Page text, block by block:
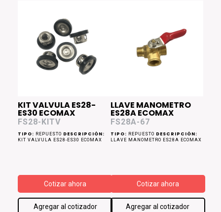
KIT VALVULA ES28-
ES30 ECOMAX
FS28-KITV
TIPO: REPUESTO DESCRIPCIÓN:
KIT VALVULA ES28-ES30 ECOMAX
Cotizar ahora
Agregar al cotizador
LLAVE MANOMETRO
ES28A ECOMAX
FS28A-67
TIPO: REPUESTO DESCRIPCIÓN:
LLAVE MANOMETRO ES28A ECOMAX
Cotizar ahora
Agregar al cotizador